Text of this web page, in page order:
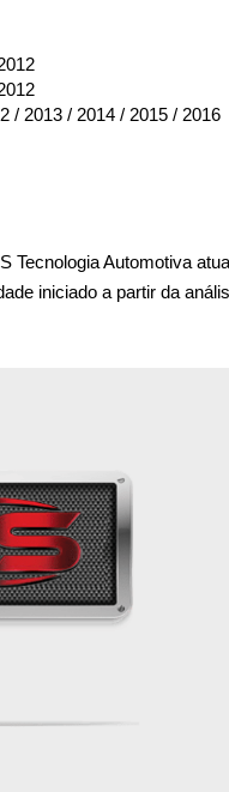
/ 2013 / 2014 / 2015 / 2016
Tecnologia Automotiva
iniciado a partir da